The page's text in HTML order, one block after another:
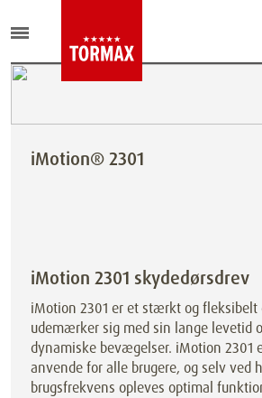
iMotion® 2301
iMotion 2301 skydedørsdrev
iMotion 2301 er et stærkt og fleksibelt
udemærker sig med sin lange levetid
dynamiske bevægelser. iMotion 2301
anvende for alle brugere, og selv ved
brugsfrekvens opleves optimal